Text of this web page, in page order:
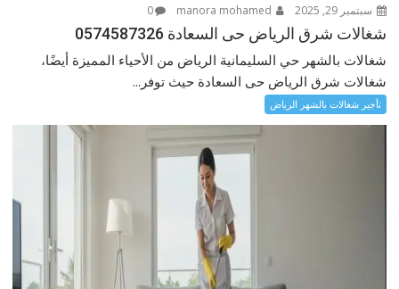
سبتمبر 29, 2025 0
شغالات شرق الرياض حى السعادة 0574587326
شغالات بالشهر حي السليمانية الرياض من الأحياء المميزة أيضًا،
شغالات شرق الرياض حى السعادة حيث توفر...
تأجير شغالات بالشهر الرياض